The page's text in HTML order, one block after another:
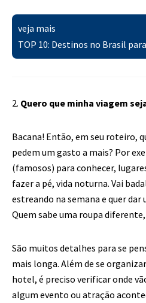
veja mais
TOP 10: Destinos no Brasil
2. Quero que minha viagem
Bacana! Então, em seu roteiro,
pedem um gasto a mais? Por
(famosos) para conhecer,
fazer a pé, vida noturna. Vai
estreando na semana e quer dar
Quem sabe uma roupa
São muitos detalhes para se
mais longa. Além de se
hotel, é preciso verificar onde
algum evento ou atração